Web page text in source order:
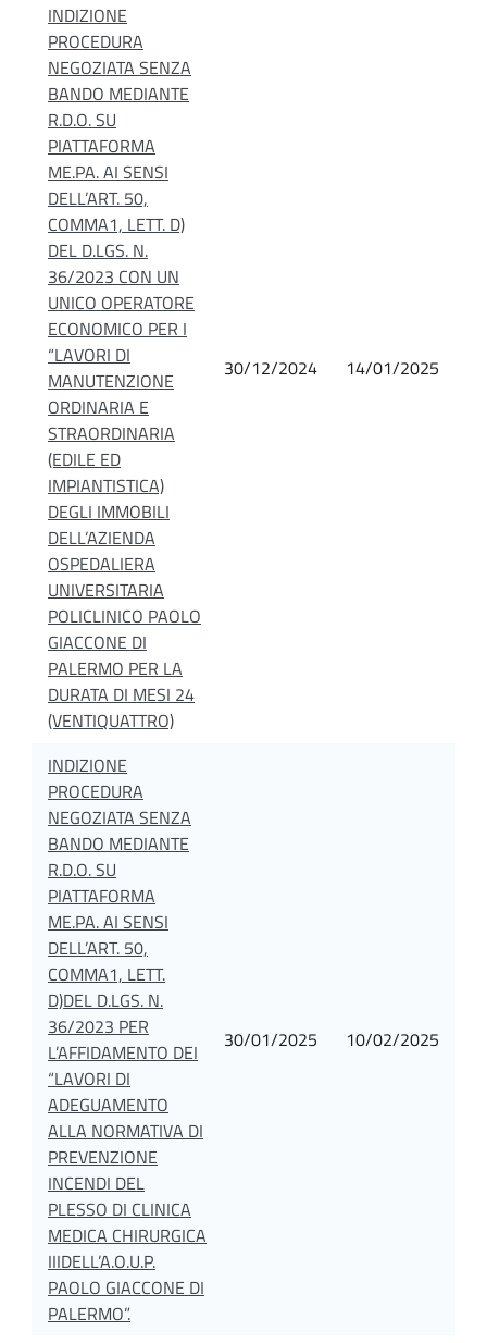
INDIZIONE
PROCEDURA
NEGOZIATA SENZA
BANDO MEDIANTE
R.D.O. SU
PIATTAFORMA
ME.PA. AI SENSI
DELL’ART. 50,
COMMA1, LETT. D)
DEL D.LGS. N.
36/2023 CON UN
UNICO OPERATORE
ECONOMICO PER I
“LAVORI DI
MANUTENZIONE
ORDINARIA E
STRAORDINARIA
(EDILE ED
IMPIANTISTICA)
DEGLI IMMOBILI
DELL’AZIENDA
OSPEDALIERA
UNIVERSITARIA
POLICLINICO PAOLO
GIACCONE DI
PALERMO PER LA
DURATA DI MESI 24
(VENTIQUATTRO)
30/12/2024 14/01/2025
INDIZIONE
PROCEDURA
NEGOZIATA SENZA
BANDO MEDIANTE
R.D.O. SU
PIATTAFORMA
ME.PA. AI SENSI
DELL’ART. 50,
COMMA1, LETT.
D)DEL D.LGS. N.
36/2023 PER
L’AFFIDAMENTO DEI
“LAVORI DI
ADEGUAMENTO
ALLA NORMATIVA DI
PREVENZIONE
INCENDI DEL
PLESSO DI CLINICA
MEDICA CHIRURGICA
IIIDELL’A.O.U.P.
PAOLO GIACCONE DI
PALERMO”.
30/01/2025 10/02/2025